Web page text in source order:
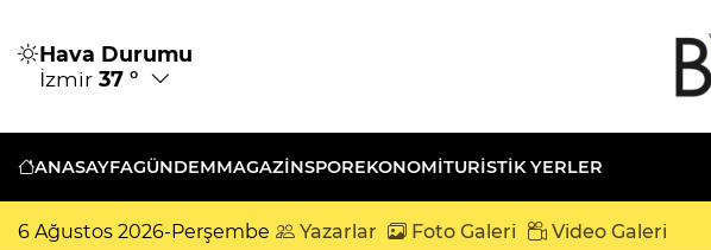
Hava Durumu
İzmir 37 °
ANASAYFAGÜNDEMMAGAZİNSPOREKONOMİTURISTIK YERLER
6 Ağustos 2026-Perşembe Yazarlar Foto Galeri Video Galeri